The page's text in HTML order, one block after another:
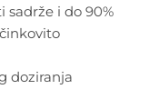
i do 90%
doziranja